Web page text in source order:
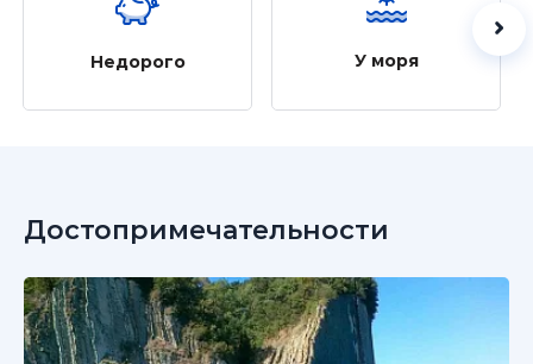
Недорого У моря
Достопримечательности